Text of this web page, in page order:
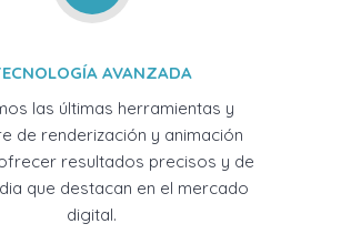
AVANZADA
las últimas herramientas y
de renderización y animación
resultados precisos y de
que destacan en el mercado
digital.